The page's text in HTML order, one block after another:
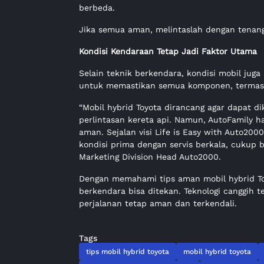
berbeda.
Jika semua aman, melintaslah dengan
Kondisi Kendaraan Tetap Jadi Faktor Utama
Selain teknik berkendara, kondisi mobil
untuk memastikan semua komponen,
“Mobil hybrid Toyota dirancang agar dapat
perlintasan kereta api. Namun, AutoFamily
aman. Sejalan visi Life is Easy with
kondisi prima dengan servis berkala, cukup
Marketing Division Head Auto2000.
Dengan memahami tips aman mobil hybrid
berkendara bisa ditekan. Teknologi
perjalanan tetap aman dan terkendali.
Tags
tips mobil hybrid toyota mobil hybrid toyota